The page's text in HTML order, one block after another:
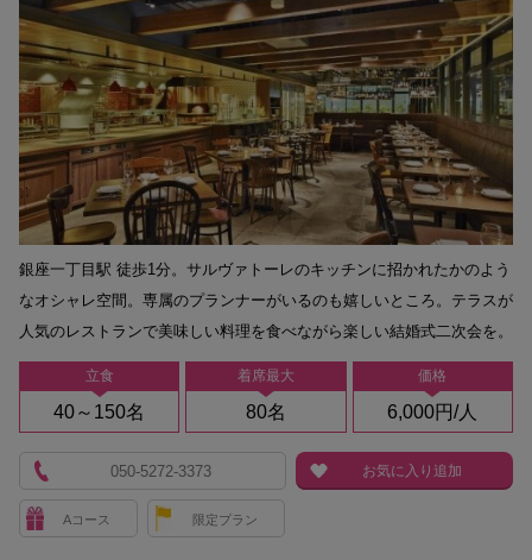
立食
40～150名
着席最大
80名
価格
6,000円/人
銀座一丁目駅 徒歩1分。サルヴァトーレのキッチンに招かれたかのよう
なオシャレ空間。専属のプランナーがいるのも嬉しいところ。テラスが
人気のレストランで美味しい料理を食べながら楽しい結婚式二次会を。
Aコース 限定プラン
050-5272-3373 お気に入り追加